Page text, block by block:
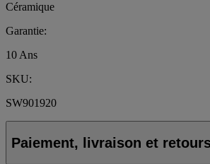
Céramique
Garantie:
10 Ans
SKU:
SW901920
Paiement, livraison et